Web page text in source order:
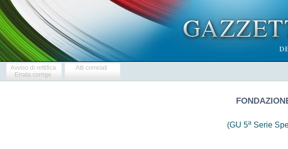
Avviso di rettifica
Errata corrige
Atti correlati
(GU 5a Serie